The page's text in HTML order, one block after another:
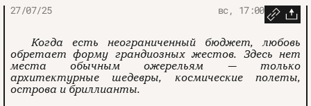
27/07/25 вс, 17:00
Когда есть неограниченный бюджет, любовь
обретает форму грандиозных жестов. Здесь нет
места обычным ожерельям — только
архитектурные шедевры, космические полеты,
острова и бриллианты.